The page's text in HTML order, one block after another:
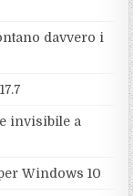
davvero i
invisibile a
Windows 10